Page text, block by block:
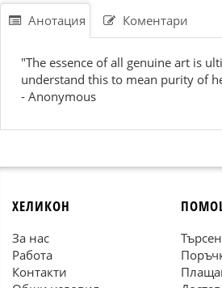
Анотация Коментари
"The essence of all genuine art is
understand this to mean purity of
- Anonymous
ХЕЛИКОН
За нас
Работа
Контакти